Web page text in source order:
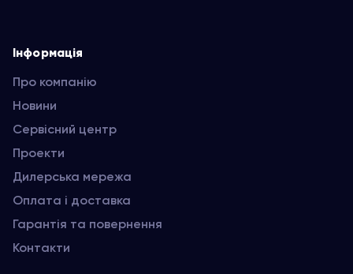
Інформація
Про компанію
Новини
Сервісний центр
Проекти
Дилерська мережа
Оплата і доставка
Гарантія та повернення
Контакти